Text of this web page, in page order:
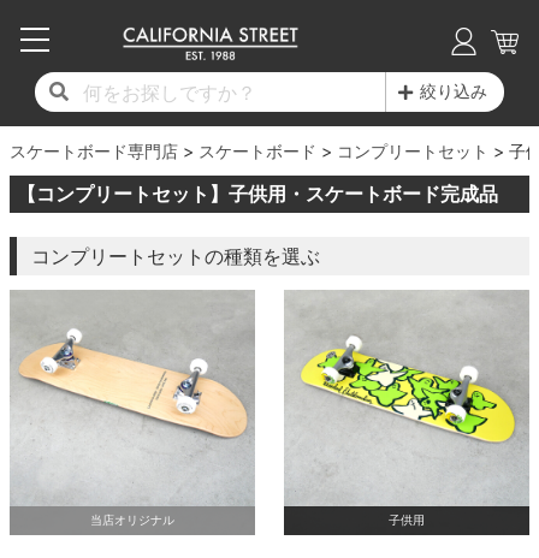
絞り込み
スケートボード専門店 スケートボード コンプリートセット 子
【コンプリートセット】子供用・スケートボード完成品
コンプリートセットの種類を選ぶ
当店オリジナル 子供用
17時までのご注文は当日発送！
11,000円以上で送料無料！
毎月1日はポイント5倍！10日と20日は3倍！
コンプリートセット（完成品）
デッキ
17時までのご注文は当日発送！
11,000円以上で送料無料！
毎月1日はポイント5倍！10日と20日は3倍！
デッキ新着一覧
デッキブランド一覧（全てのデッキ）
サイズからデッキを選ぶ
子供用デッキ
7.0inch以下
7.2inch
7.5inch
7.6inch
7.7inch
トラック
17時までのご注文は当日発送！
11,000円以上で送料無料！
毎月1日はポイント5倍！10日と20日は3倍！
トラック新着一覧
トラックブランド一覧（全てのトラック）
適合デッキサイズから選ぶ
7.0inch以下
7.2inch
7.3inch
7.6inch
7.7inch
7.8inch
ウィール
17時までのご注文は当日発送！
11,000円以上で送料無料！
毎月1日はポイント5倍！10日と20日は3倍！
ウィール新着一覧
ウィールブランド一覧（全てのウィール）
ウィールをサイズから選ぶ
50mm
51mm
52mm
54mm
55mm
56mm
スピットファイヤー F4（フォーミュラフォ
ー）
ボーンズ XF（エックスフォーミュラ）
デッキテープ
17時までのご注文は当日発送！
11,000円以上で送料無料！
毎月1日はポイント5倍！10日と20日は3倍！
シューズ新着一覧
シューズブランド一覧
シューズをサイズから選ぶ
20cm
21cm
22cm
23cm
23.5cm
24cm
サンダル
インソール
シューレース・その他
17時までのご注文は当日発送！
11,000円以上で送料無料！
毎月1日はポイント5倍！10日と20日は3倍！
Tシャツ
ロングスリーブTシャツ
ジャケット
パーカー
トレーナー・セーター
パンツ
17時までのご注文は当日発送！
11,000円以上で送料無料！
毎月1日はポイント5倍！10日と20日は3倍！
最新ブログ一覧
カテゴリー
17時までのご注文は当日発送！
11,000円以上で送料無料！
毎月1日はポイント5倍！10日と20日は3倍！
初心者の方へ
商品情報
徹底解析
スタッフおすすめアイテム
ブランド紹介
17時までのご注文は当日発送！
11,000円以上で送料無料！
毎月1日はポイント5倍！10日と20日は3倍！
店舗情報
ショップライダー紹介
スタッフ紹介
カリフォルニアストリートの歴史
求人情報
プライバシーポリシー